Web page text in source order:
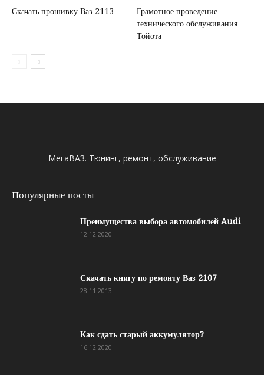
Скачать прошивку Ваз 2113
Грамотное проведение
технического обслуживания
Тойота
МегаВАЗ. Тюнинг, ремонт, обслуживание
Популярные посты
Преимущества выбора автомобилей Audi
12.12.2020
Скачать книгу по ремонту Ваз 2107
28.11.2013
Как сдать старый аккумулятор?
16.12.2020